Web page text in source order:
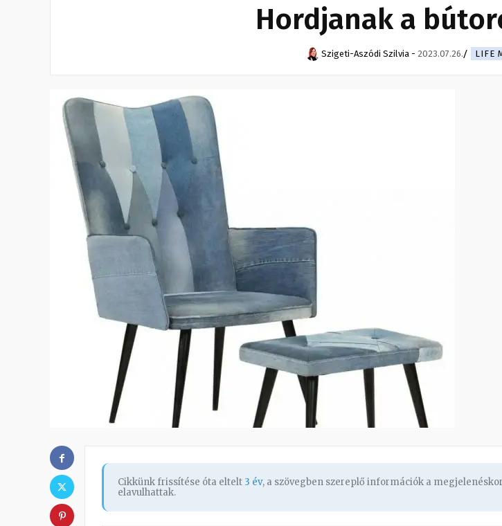
Hordjanak a
Szigeti-Aszódi Szilvia - 2023.07.26. LIFE
Cikkünk frissítése óta eltelt 3 év, a szövegben szereplő információk a
elavulhattak.